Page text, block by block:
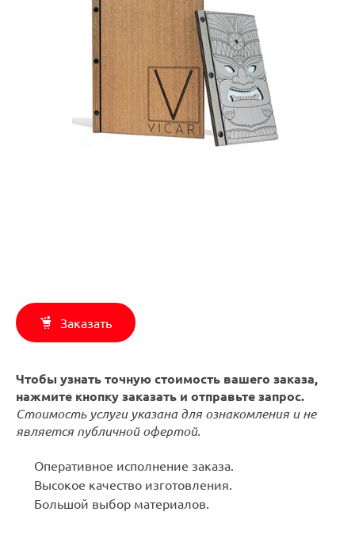
Заказать
Чтобы узнать точную стоимость вашего заказа,
нажмите кнопку заказать и отправьте запрос.
Стоимость услуги указана для ознакомления и не
является публичной офертой.
Оперативное исполнение заказа.
Высокое качество изготовления.
Большой выбор материалов.